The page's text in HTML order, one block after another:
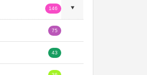
146
75
43